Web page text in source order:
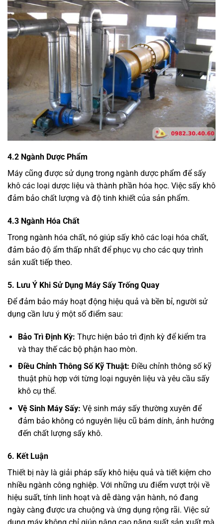
4.2 Ngành Dược Phẩm
Máy cũng được sử dụng trong ngành dược phẩm để sấy
khô các loại dược liệu và thành phần hóa học. Việc sấy khô
đảm bảo chất lượng và độ tinh khiết của sản phẩm.
4.3 Ngành Hóa Chất
Trong ngành hóa chất, nó giúp sấy khô các loại hóa chất,
đảm bảo độ ẩm thấp nhất để phục vụ cho các quy trình
sản xuất tiếp theo.
5. Lưu Ý Khi Sử Dụng Máy Sấy Trống Quay
Để đảm bảo máy hoạt động hiệu quả và bền bỉ, người sử
dụng cần lưu ý một số điểm sau:
Bảo Trì Định Kỳ: Thực hiện bảo trì định kỳ để kiểm tra
và thay thế các bộ phận hao mòn.
Điều Chỉnh Thông Số Kỹ Thuật: Điều chỉnh thông số kỹ
thuật phù hợp với từng loại nguyên liệu và yêu cầu sấy
khô cụ thể.
Vệ Sinh Máy Sấy: Vệ sinh máy sấy thường xuyên để
đảm bảo không có nguyên liệu cũ bám dính, ảnh hưởng
đến chất lượng sấy khô.
6. Kết Luận
Thiết bị này là giải pháp sấy khô hiệu quả và tiết kiệm cho
nhiều ngành công nghiệp. Với những ưu điểm vượt trội về
hiệu suất, tính linh hoạt và dễ dàng vận hành, nó đang
ngày càng được ưa chuộng và ứng dụng rộng rãi. Việc sử